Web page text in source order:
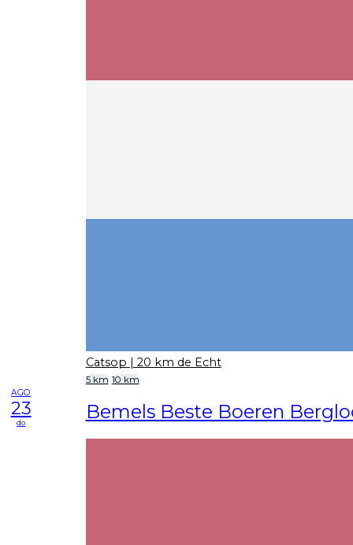
Catsop | 20 km de Echt
5 km 10 km
AGO
23
do Bemels Beste Boeren